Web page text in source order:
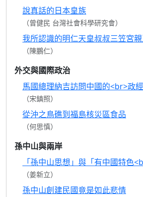
說真話的日本皇族
（曾健民 台灣社會科學研究會）
我所認識的明仁天皇叔叔三笠宮
（陳鵬仁）
外交與國際政治
馬國總理納吉訪問中國的<br>政
（宋鎮照）
從沖之鳥礁到福島核災區食品
（何思慎）
孫中山與兩岸
「孫中山思想」與「有中國特色
（姜新立）
孫中山創建民國竟是如此悲情